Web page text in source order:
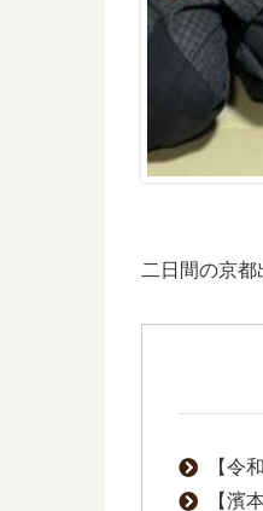
二日間の京都
【令
【濱